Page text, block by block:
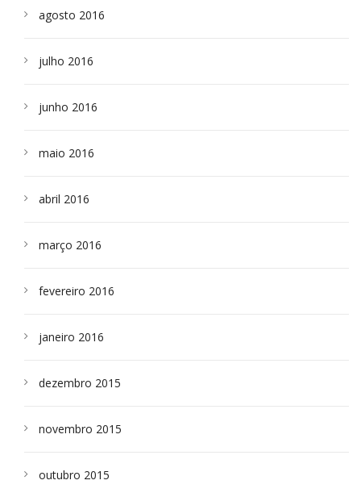
agosto 2016
julho 2016
junho 2016
maio 2016
abril 2016
março 2016
fevereiro 2016
janeiro 2016
dezembro 2015
novembro 2015
outubro 2015